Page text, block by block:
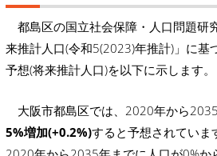
都島区の国立社会保障・人口問題研
来推計人口(令和5(2023)年推計)」に基
予想(将来推計人口)を以下に示します。
大阪市都島区では、2020年から
5%増加(+0.2%)すると予想されていま